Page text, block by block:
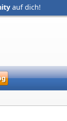
auf dich!